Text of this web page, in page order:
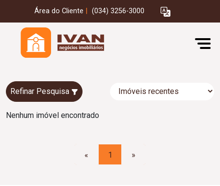
Área do Cliente (034) 3256-3000
Refinar Pesquisa
Nenhum imóvel encontrado
« 1 »